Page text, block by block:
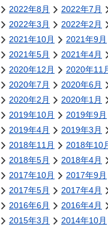
2022年8月
2022年7月
2022年3月
2022年2月
2021年10月
2021年9月
2021年5月
2021年4月
2020年12月
2020年11
2020年7月
2020年6月
2020年2月
2020年1月
2019年10月
2019年9月
2019年4月
2019年3月
2018年11月
2018年10
2018年5月
2018年4月
2017年10月
2017年9月
2017年5月
2017年4月
2016年6月
2016年4月
2015年3月
2014年10月